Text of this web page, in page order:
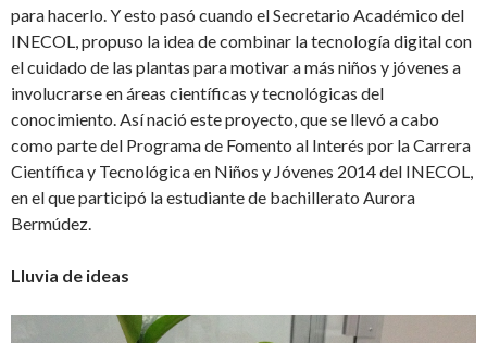
para hacerlo. Y esto pasó cuando el Secretario Académico del
INECOL, propuso la idea de combinar la tecnología digital con
el cuidado de las plantas para motivar a más niños y jóvenes a
involucrarse en áreas científicas y tecnológicas del
conocimiento. Así nació este proyecto, que se llevó a cabo
como parte del Programa de Fomento al Interés por la Carrera
Científica y Tecnológica en Niños y Jóvenes 2014 del INECOL,
en el que participó la estudiante de bachillerato Aurora
Bermúdez.
Lluvia de ideas